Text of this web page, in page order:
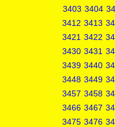
3403 3404
3412 3413
3421 3422
3430 3431
3439 3440
3448 3449
3457 3458
3466 3467
3475 3476